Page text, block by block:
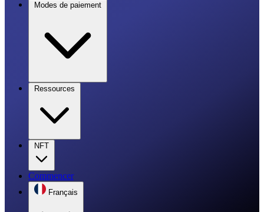
Modes de paiement
Ressources
NFT
Commencer
Français